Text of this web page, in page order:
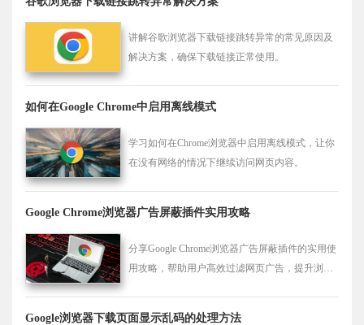
讲解谷歌浏览器下载链接跳转异常的常见原因及
解决方案，确保下载链接正常使用。
如何在Google Chrome中启用离线模式
学习如何在Chrome浏览器中启用离线模式，让你
在没有网络的情况下继续访问网页内容。
Google Chrome浏览器广告屏蔽插件实用攻略
分享Google Chrome浏览器广告屏蔽插件的实用使
用攻略，帮助用户高效过滤网页广告，提升浏览
Google浏览器下载页面显示乱码的处理方法